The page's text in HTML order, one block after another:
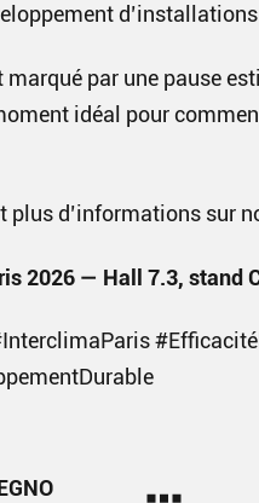
marqué par une pause
idéal pour
d’informations sur
2026 — Hall 7.3, stand